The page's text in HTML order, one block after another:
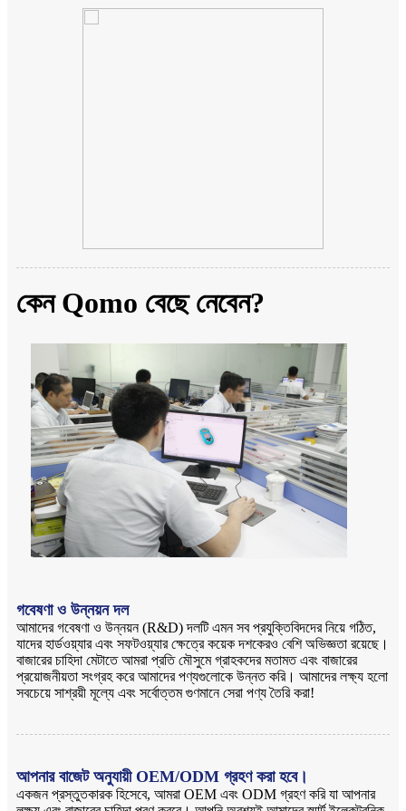
কেন Qomo বেছে নেবেন?
গবেষণা ও উন্নয়ন দল
আমাদের গবেষণা ও উন্নয়ন (R&D) দলটি এমন সব প্রযুক্তিবিদদের নিয়ে গঠিত,
যাদের হার্ডওয়্যার এবং সফটওয়্যার ক্ষেত্রে কয়েক দশকেরও বেশি অভিজ্ঞতা রয়েছে।
বাজারের চাহিদা মেটাতে আমরা প্রতি মৌসুমে গ্রাহকদের মতামত এবং বাজারের
প্রয়োজনীয়তা সংগ্রহ করে আমাদের পণ্যগুলোকে উন্নত করি। আমাদের লক্ষ্য হলো
সবচেয়ে সাশ্রয়ী মূল্যে এবং সর্বোত্তম গুণমানে সেরা পণ্য তৈরি করা!
আপনার বাজেট অনুযায়ী OEM/ODM গ্রহণ করা হবে।
একজন প্রস্তুতকারক হিসেবে, আমরা OEM এবং ODM গ্রহণ করি যা আপনার